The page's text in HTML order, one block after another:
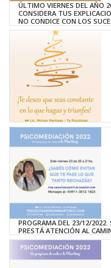
ÚLTIMO VIERNES DEL AÑO
CONSIDERA TUS
NO CONDICE CON LOS
PROGRAMA DEL 23/12/
PRESTÁ ATENCIÓN AL